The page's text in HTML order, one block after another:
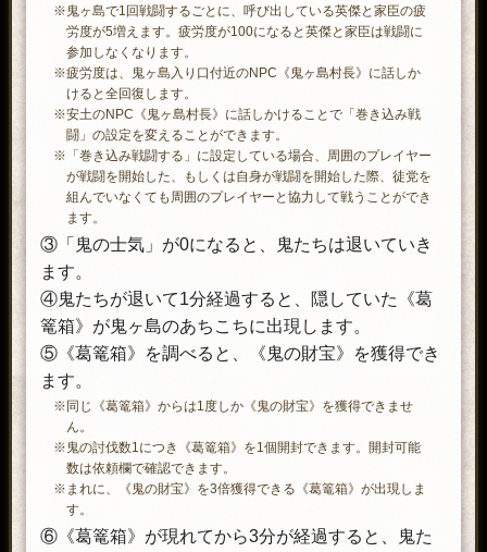
※鬼ヶ島で1回戦闘するごとに、呼び出している英傑と家臣の疲
労度が5増えます。疲労度が100になると英傑と家臣は戦闘に
参加しなくなります。
※疲労度は、鬼ヶ島入り口付近のNPC《鬼ヶ島村長》に話しか
けると全回復します。
※安土のNPC《鬼ヶ島村長》に話しかけることで「巻き込み戦
闘」の設定を変えることができます。
※「巻き込み戦闘する」に設定している場合、周囲のプレイヤー
が戦闘を開始した、もしくは自身が戦闘を開始した際、徒党を
組んでいなくても周囲のプレイヤーと協力して戦うことができ
ます。
③「鬼の士気」が0になると、鬼たちは退いていき
ます。
④鬼たちが退いて1分経過すると、隠していた《葛
篭箱》が鬼ヶ島のあちこちに出現します。
⑤《葛篭箱》を調べると、《鬼の財宝》を獲得でき
ます。
※同じ《葛篭箱》からは1度しか《鬼の財宝》を獲得できませ
ん。
※鬼の討伐数1につき《葛篭箱》を1個開封できます。開封可能
数は依頼欄で確認できます。
※まれに、《鬼の財宝》を3倍獲得できる《葛篭箱》が出現しま
す。
⑥《葛篭箱》が現れてから3分が経過すると、鬼た